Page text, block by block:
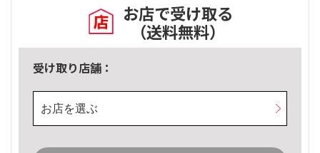
お店で受け取る
（送料無料）
受け取り店舗：
お店を選ぶ